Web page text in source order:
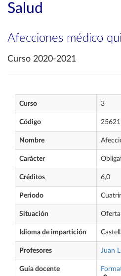
Salud
Afecciones médico
Curso 2020-2021
Curso 3
Código 25621
Nombre
Carácter
Créditos 6,0
Periodo
Situación
Idioma de impartición
Profesores Juan
Guía docente